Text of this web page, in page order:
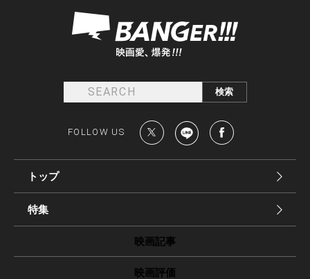
FOLLOW US
トップ
特集
映画記事
映画評価